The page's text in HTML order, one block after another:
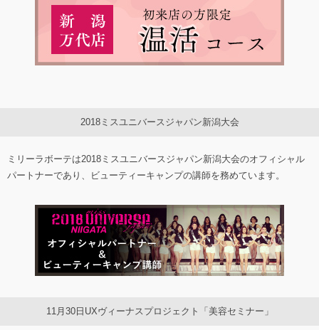
2018ミスユニバースジャパン新潟大会
ミリーラボーテは2018ミスユニバースジャパン新潟大会のオフィシャル
パートナーであり、ビューティーキャンプの講師を務めています。
11月30日UXヴィーナスプロジェクト「美容セミナー」